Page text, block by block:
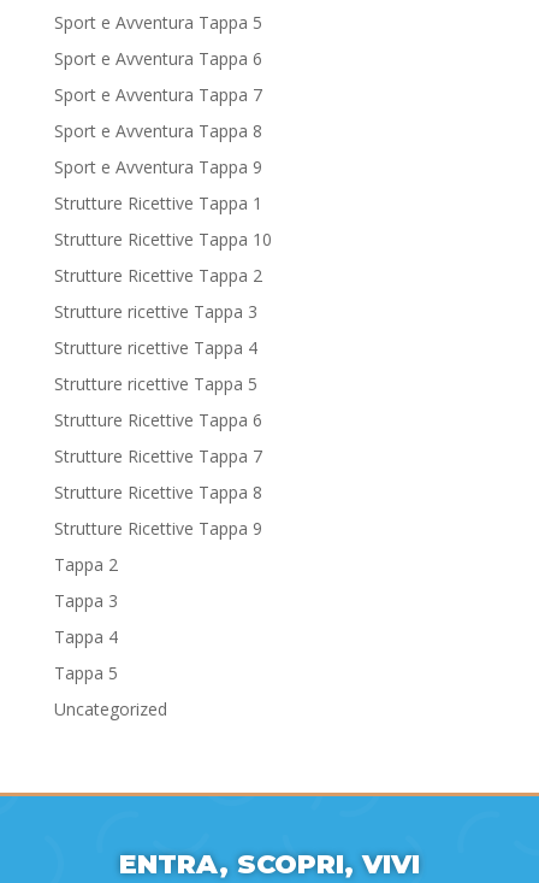
Sport e Avventura Tappa 5
Sport e Avventura Tappa 6
Sport e Avventura Tappa 7
Sport e Avventura Tappa 8
Sport e Avventura Tappa 9
Strutture Ricettive Tappa 1
Strutture Ricettive Tappa 10
Strutture Ricettive Tappa 2
Strutture ricettive Tappa 3
Strutture ricettive Tappa 4
Strutture ricettive Tappa 5
Strutture Ricettive Tappa 6
Strutture Ricettive Tappa 7
Strutture Ricettive Tappa 8
Strutture Ricettive Tappa 9
Tappa 2
Tappa 3
Tappa 4
Tappa 5
Uncategorized
ENTRA, SCOPRI, VIVI